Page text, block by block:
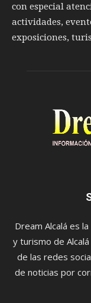
con especial
actividades,
exposiciones,
Dream Alcalá es
y turismo de
de las redes
de noticias por